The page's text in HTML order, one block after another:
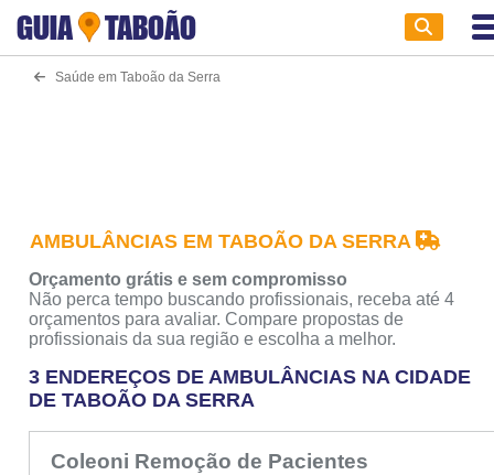
GUIA TABOÃO
Saúde em Taboão da Serra
AMBULÂNCIAS EM TABOÃO DA SERRA
Orçamento grátis e sem compromisso
Não perca tempo buscando profissionais, receba até 4
orçamentos para avaliar. Compare propostas de
profissionais da sua região e escolha a melhor.
3 ENDEREÇOS DE AMBULÂNCIAS NA CIDADE
DE TABOÃO DA SERRA
Coleoni Remoção de Pacientes